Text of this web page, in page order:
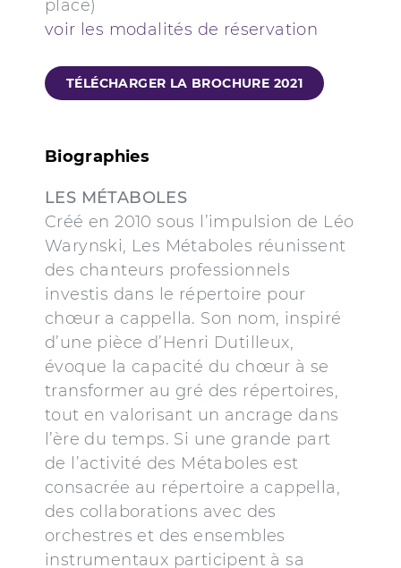
place)
voir les modalités de réservation
TÉLÉCHARGER LA BROCHURE 2021
Biographies
LES MÉTABOLES
Créé en 2010 sous l’impulsion de Léo
Warynski, Les Métaboles réunissent
des chanteurs professionnels
investis dans le répertoire pour
chœur a cappella. Son nom, inspiré
d’une pièce d’Henri Dutilleux,
évoque la capacité du chœur à se
transformer au gré des répertoires,
tout en valorisant un ancrage dans
l’ère du temps. Si une grande part
de l’activité des Métaboles est
consacrée au répertoire a cappella,
des collaborations avec des
orchestres et des ensembles
instrumentaux participent à sa